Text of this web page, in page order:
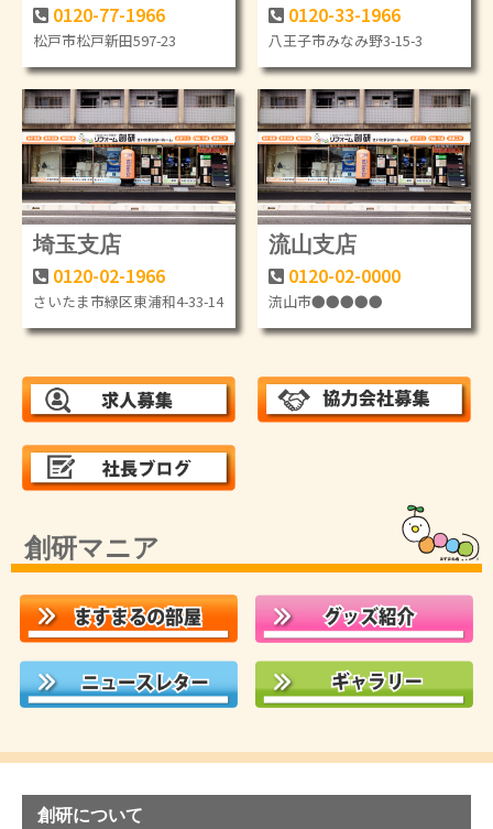
0120-77-1966
松戸市松戸新田597-23
0120-33-1966
八王子市みなみ野3-15-3
埼玉支店
0120-02-1966
さいたま市緑区東浦和4-33-14
流山支店
0120-02-0000
流山市●●●●●
創研マニア
創研について